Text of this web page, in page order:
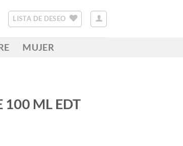
LISTA DE DESEO
MUJER
100 ML EDT